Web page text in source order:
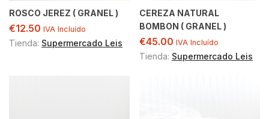
ROSCO JEREZ ( GRANEL )
€12.50 IVA Incluído
Tienda: Supermercado Leis
CEREZA NATURAL
BOMBON ( GRANEL )
€45.00 IVA Incluído
Tienda: Supermercado Leis